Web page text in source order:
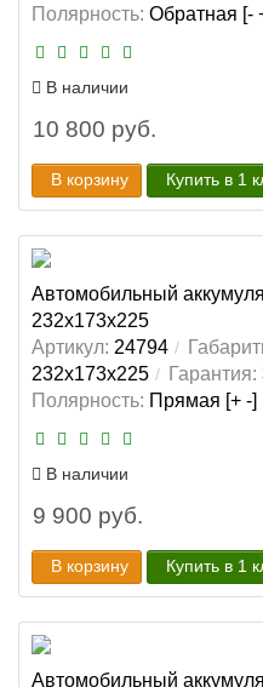
Полярность: Обратная [-
В наличии
10 800 руб.
В корзину Купить в 1
Автомобильный
232x173x225
Артикул: 24794
232x173x225
Гарантия:
Полярность: Прямая [+ -]
В наличии
9 900 руб.
В корзину Купить в 1
Автомобильный